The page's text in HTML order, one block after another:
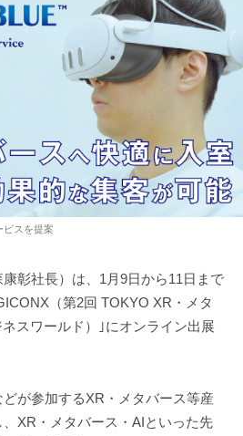
ビスを提案
彰社長）は、1月9日から11日まで
（第2回 TOKYO XR・メタ
スワールド）｣にオンライン出展
が参加するXR・メタバース等産
XR・メタバース・AIといった先